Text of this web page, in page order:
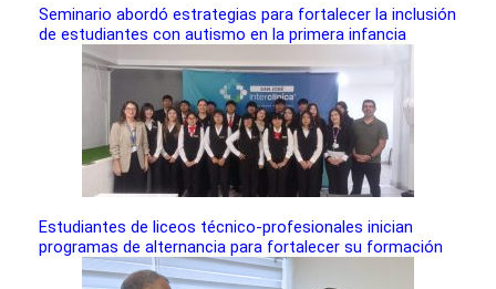
Seminario abordó estrategias para fortalecer la inclusión
de estudiantes con autismo en la primera infancia
Estudiantes de liceos técnico-profesionales inician
programas de alternancia para fortalecer su formación